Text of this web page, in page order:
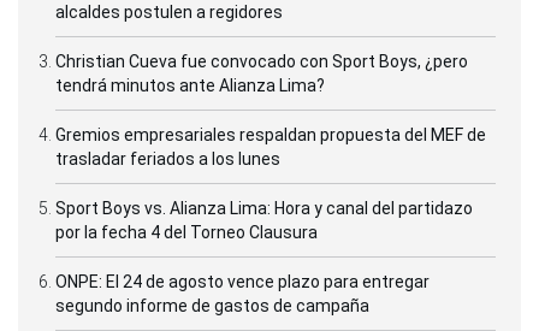
alcaldes postulen a regidores
Christian Cueva fue convocado con Sport Boys, ¿pero
tendrá minutos ante Alianza Lima?
Gremios empresariales respaldan propuesta del MEF de
trasladar feriados a los lunes
Sport Boys vs. Alianza Lima: Hora y canal del partidazo
por la fecha 4 del Torneo Clausura
ONPE: El 24 de agosto vence plazo para entregar
segundo informe de gastos de campaña